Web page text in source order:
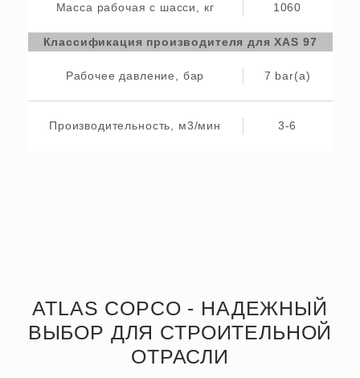
Масса рабочая с шасси, кг 1060
Классификация производителя для XAS 97
Рабочее давление, бар 7 bar(a)
Производительность, м3/мин 3-6
ATLAS COPCO - НАДЕЖНЫЙ
ВЫБОР ДЛЯ СТРОИТЕЛЬНОЙ
ОТРАСЛИ